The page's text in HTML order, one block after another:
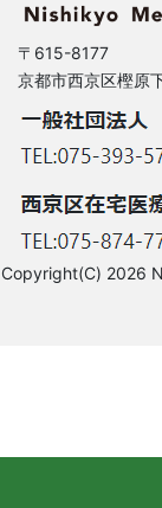
〒615-8177
京都市西京区樫原
Copyright(C) 2026